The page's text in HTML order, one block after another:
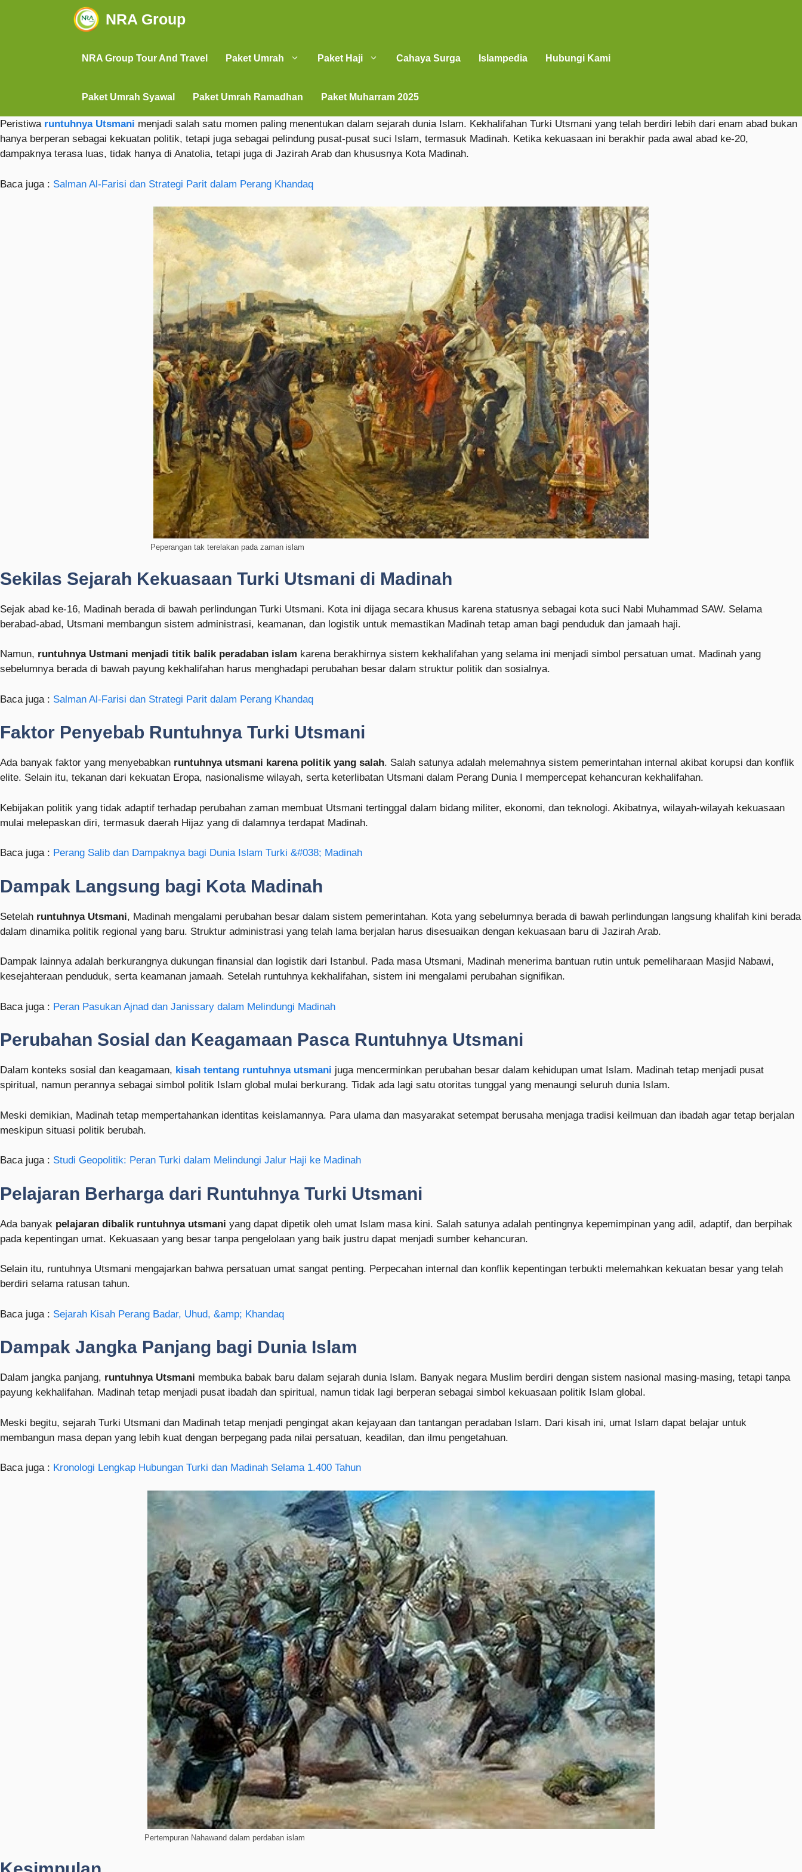
NRA Group
NRA Group Tour And Travel Paket Umrah Paket Haji Cahaya Surga Islampedia Hubungi Kami
Paket Umrah Syawal Paket Umrah Ramadhan Paket Muharram 2025
Peristiwa runtuhnya Utsmani menjadi salah satu momen paling menentukan dalam sejarah dunia Islam. Kekhalifahan Turki Utsmani yang telah berdiri lebih dari enam abad bukan
hanya berperan sebagai kekuatan politik, tetapi juga sebagai pelindung pusat-pusat suci Islam, termasuk Madinah. Ketika kekuasaan ini berakhir pada awal abad ke-20,
dampaknya terasa luas, tidak hanya di Anatolia, tetapi juga di Jazirah Arab dan khususnya Kota Madinah.
Baca juga : Salman Al-Farisi dan Strategi Parit dalam Perang Khandaq
Peperangan tak terelakan pada zaman islam
Sekilas Sejarah Kekuasaan Turki Utsmani di Madinah
Sejak abad ke-16, Madinah berada di bawah perlindungan Turki Utsmani. Kota ini dijaga secara khusus karena statusnya sebagai kota suci Nabi Muhammad SAW. Selama
berabad-abad, Utsmani membangun sistem administrasi, keamanan, dan logistik untuk memastikan Madinah tetap aman bagi penduduk dan jamaah haji.
Namun, runtuhnya Ustmani menjadi titik balik peradaban islam karena berakhirnya sistem kekhalifahan yang selama ini menjadi simbol persatuan umat. Madinah yang
sebelumnya berada di bawah payung kekhalifahan harus menghadapi perubahan besar dalam struktur politik dan sosialnya.
Baca juga : Salman Al-Farisi dan Strategi Parit dalam Perang Khandaq
Faktor Penyebab Runtuhnya Turki Utsmani
Ada banyak faktor yang menyebabkan runtuhnya utsmani karena politik yang salah. Salah satunya adalah melemahnya sistem pemerintahan internal akibat korupsi dan konflik
elite. Selain itu, tekanan dari kekuatan Eropa, nasionalisme wilayah, serta keterlibatan Utsmani dalam Perang Dunia I mempercepat kehancuran kekhalifahan.
Kebijakan politik yang tidak adaptif terhadap perubahan zaman membuat Utsmani tertinggal dalam bidang militer, ekonomi, dan teknologi. Akibatnya, wilayah-wilayah kekuasaan
mulai melepaskan diri, termasuk daerah Hijaz yang di dalamnya terdapat Madinah.
Baca juga : Perang Salib dan Dampaknya bagi Dunia Islam Turki &#038; Madinah
Dampak Langsung bagi Kota Madinah
Setelah runtuhnya Utsmani, Madinah mengalami perubahan besar dalam sistem pemerintahan. Kota yang sebelumnya berada di bawah perlindungan langsung khalifah kini berada
dalam dinamika politik regional yang baru. Struktur administrasi yang telah lama berjalan harus disesuaikan dengan kekuasaan baru di Jazirah Arab.
Dampak lainnya adalah berkurangnya dukungan finansial dan logistik dari Istanbul. Pada masa Utsmani, Madinah menerima bantuan rutin untuk pemeliharaan Masjid Nabawi,
kesejahteraan penduduk, serta keamanan jamaah. Setelah runtuhnya kekhalifahan, sistem ini mengalami perubahan signifikan.
Baca juga : Peran Pasukan Ajnad dan Janissary dalam Melindungi Madinah
Perubahan Sosial dan Keagamaan Pasca Runtuhnya Utsmani
Dalam konteks sosial dan keagamaan, kisah tentang runtuhnya utsmani juga mencerminkan perubahan besar dalam kehidupan umat Islam. Madinah tetap menjadi pusat
spiritual, namun perannya sebagai simbol politik Islam global mulai berkurang. Tidak ada lagi satu otoritas tunggal yang menaungi seluruh dunia Islam.
Meski demikian, Madinah tetap mempertahankan identitas keislamannya. Para ulama dan masyarakat setempat berusaha menjaga tradisi keilmuan dan ibadah agar tetap berjalan
meskipun situasi politik berubah.
Baca juga : Studi Geopolitik: Peran Turki dalam Melindungi Jalur Haji ke Madinah
Pelajaran Berharga dari Runtuhnya Turki Utsmani
Ada banyak pelajaran dibalik runtuhnya utsmani yang dapat dipetik oleh umat Islam masa kini. Salah satunya adalah pentingnya kepemimpinan yang adil, adaptif, dan berpihak
pada kepentingan umat. Kekuasaan yang besar tanpa pengelolaan yang baik justru dapat menjadi sumber kehancuran.
Selain itu, runtuhnya Utsmani mengajarkan bahwa persatuan umat sangat penting. Perpecahan internal dan konflik kepentingan terbukti melemahkan kekuatan besar yang telah
berdiri selama ratusan tahun.
Baca juga : Sejarah Kisah Perang Badar, Uhud, &amp; Khandaq
Dampak Jangka Panjang bagi Dunia Islam
Dalam jangka panjang, runtuhnya Utsmani membuka babak baru dalam sejarah dunia Islam. Banyak negara Muslim berdiri dengan sistem nasional masing-masing, tetapi tanpa
payung kekhalifahan. Madinah tetap menjadi pusat ibadah dan spiritual, namun tidak lagi berperan sebagai simbol kekuasaan politik Islam global.
Meski begitu, sejarah Turki Utsmani dan Madinah tetap menjadi pengingat akan kejayaan dan tantangan peradaban Islam. Dari kisah ini, umat Islam dapat belajar untuk
membangun masa depan yang lebih kuat dengan berpegang pada nilai persatuan, keadilan, dan ilmu pengetahuan.
Baca juga : Kronologi Lengkap Hubungan Turki dan Madinah Selama 1.400 Tahun
Pertempuran Nahawand dalam perdaban islam